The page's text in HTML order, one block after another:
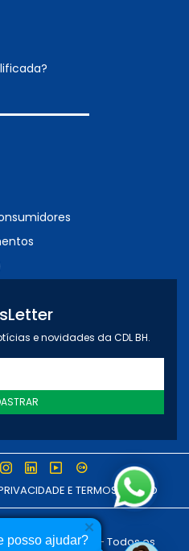
posso ajudar?
e novidades da CDL BH.
E TERMOS DE USO
Lojistas - Todos os